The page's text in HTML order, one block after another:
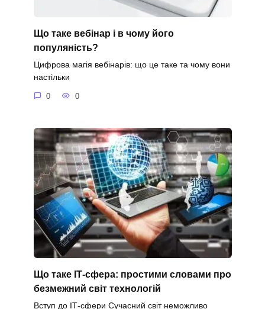
Що таке вебінар і в чому його
популяність?
Цифрова магія вебінарів: що це таке та чому вони
настільки
0 0
Що таке ІТ-сфера: простими словами про
безмежний світ технологій
Вступ до ІТ-сфери Сучасний світ неможливо